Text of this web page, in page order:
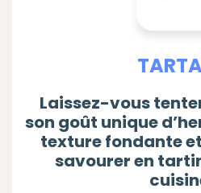
Laissez-vous
son goût unique
texture fondante
savourer en